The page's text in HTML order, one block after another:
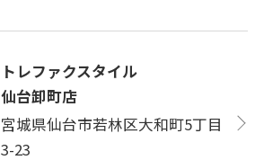
トレファクスタイル
仙台卸町店
宮城県仙台市若林区大和町5丁目
3-23